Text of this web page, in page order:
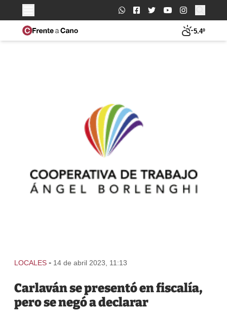
Buscar:
5.4º
LOCALES - 14 de abril 2023, 11:13
Carlaván se presentó en fiscalía,
pero se negó a declarar